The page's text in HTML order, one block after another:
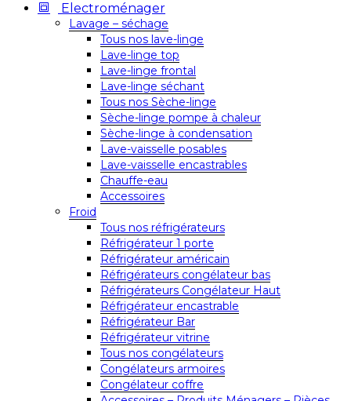
Electroménager
Lavage – séchage
Tous nos lave-linge
Lave-linge top
Lave-linge frontal
Lave-linge séchant
Tous nos Sèche-linge
Sèche-linge pompe à chaleur
Sèche-linge à condensation
Lave-vaisselle posables
Lave-vaisselle encastrables
Chauffe-eau
Accessoires
Froid
Tous nos réfrigérateurs
Réfrigérateur 1 porte
Réfrigérateur américain
Réfrigérateurs congélateur bas
Réfrigérateurs Congélateur Haut
Réfrigérateur encastrable
Réfrigérateur Bar
Réfrigérateur vitrine
Tous nos congélateurs
Congélateurs armoires
Congélateur coffre